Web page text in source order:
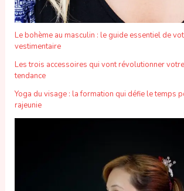
Le bohème au masculin : le guide essentiel de
vestimentaire
Les trois accessoires qui vont révolutionner
tendance
Yoga du visage : la formation qui défie le temps
rajeunie